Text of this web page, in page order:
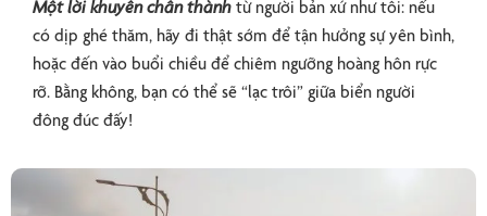
Một lời khuyên chân thành từ người bản xứ như tôi: nếu
có dịp ghé thăm, hãy đi thật sớm để tận hưởng sự yên bình,
hoặc đến vào buổi chiều để chiêm ngưỡng hoàng hôn rực
rỡ. Bằng không, bạn có thể sẽ “lạc trôi” giữa biển người
đông đúc đấy!